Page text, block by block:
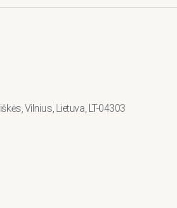
Vilnius, Lietuva, LT-04303